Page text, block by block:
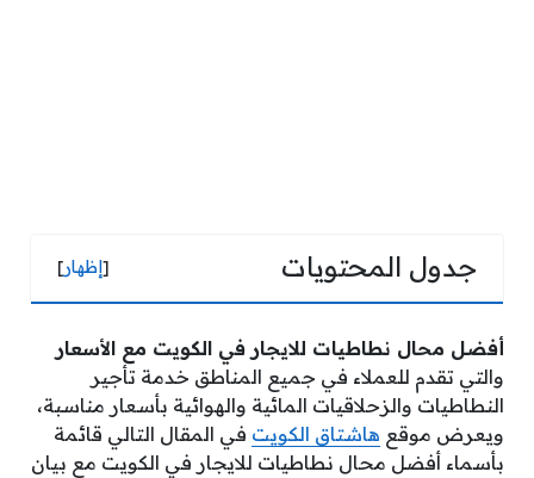
جدول المحتويات [إظهار]
أفضل محال نطاطيات للايجار في الكويت مع الأسعار
والتي تقدم للعملاء في جميع المناطق خدمة تأجير
النطاطيات والزحلاقيات المائية والهوائية بأسعار مناسبة،
ويعرض موقع هاشتاق الكويت في المقال التالي قائمة
بأسماء أفضل محال نطاطيات للايجار في الكويت مع بيان